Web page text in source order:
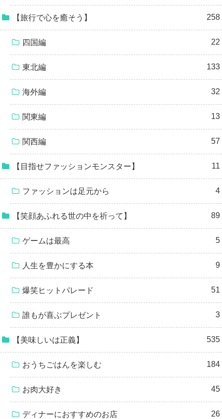
【旅行で心を癒そう】 258
四国編 22
東北編 133
海外編 32
関東編 13
関西編 57
【目指せファッションモンスター】 11
ファッションは足元から 4
【笑顔あふれる世の中を祈って】 89
ゲームは最高 5
人生を豊かにする本 9
爆笑ヒットパレード 51
誰もが喜ぶプレゼント 3
【美味しいは正義】 535
おうちごはんを楽しむ 184
お肉大好き 45
ディナーにおすすめのお店 26